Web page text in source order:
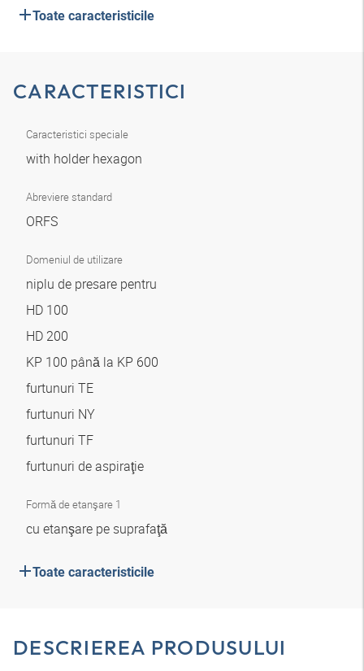
Toate caracteristicile
CARACTERISTICI
Caracteristici speciale
with holder hexagon
Abreviere standard
ORFS
Domeniul de utilizare
niplu de presare pentru
HD 100
HD 200
KP 100 până la KP 600
furtunuri TE
furtunuri NY
furtunuri TF
furtunuri de aspiraţie
Formă de etanşare 1
cu etanşare pe suprafaţă
Toate caracteristicile
DESCRIEREA PRODUSULUI